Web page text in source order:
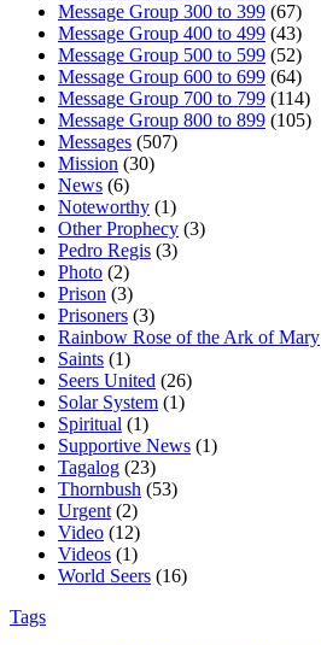
Message Group 300 to 399 (67)
Message Group 400 to 499 (43)
Message Group 500 to 599 (52)
Message Group 600 to 699 (64)
Message Group 700 to 799 (114)
Message Group 800 to 899 (105)
Messages (507)
Mission (30)
News (6)
Noteworthy (1)
Other Prophecy (3)
Pedro Regis (3)
Photo (2)
Prison (3)
Prisoners (3)
Rainbow Rose of the Ark of Mary
Saints (1)
Seers United (26)
Solar System (1)
Spiritual (1)
Supportive News (1)
Tagalog (23)
Thornbush (53)
Urgent (2)
Video (12)
Videos (1)
World Seers (16)
Tags